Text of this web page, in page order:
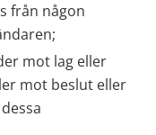
från någon
mot lag eller
mot beslut eller